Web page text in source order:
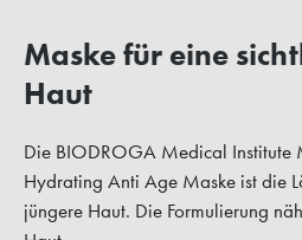
Maske für eine
Haut
Die BIODROGA Medical Institute
Hydrating Anti Age Maske ist die
jüngere Haut. Die Formulierung